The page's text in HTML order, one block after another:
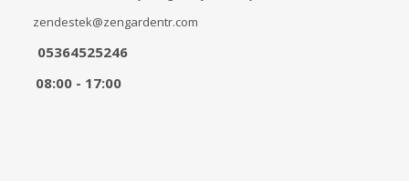
zendestek@zengardentr.com
05364525246
08:00 - 17:00